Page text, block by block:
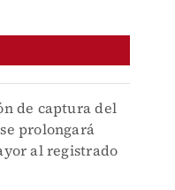
de captura del
prolongará
al registrado